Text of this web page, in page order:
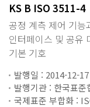
KS B ISO 3511-4
공정 계측 제어 기
인터페이스 및 공유
기본 기호
발행일 : 2014-12-17
발행기관 : 한국표준
국제표준 부합화 :